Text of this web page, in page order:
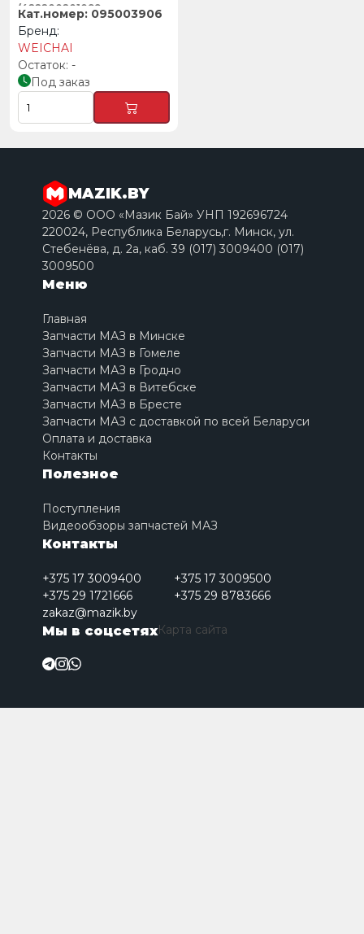
(422200201099,
095003906) (малый
штекер), WEICHAI
095003906
WEICHAI
-
Под заказ
MAZIK.BY
2026 © ООО «Мазик Бай» УНП 192696724
220024, Республика Беларусь,г. Минск, ул.
Стебенёва, д. 2a, каб. 39 (017) 3009400 (017)
3009500
Меню
Главная
Запчасти МАЗ в Минске
Запчасти МАЗ в Гомеле
Запчасти МАЗ в Гродно
Запчасти МАЗ в Витебске
Запчасти МАЗ в Бресте
Запчасти МАЗ с доставкой по всей Беларуси
Оплата и доставка
Контакты
Полезное
Поступления
Видеообзоры запчастей МАЗ
Контакты
+375 17 3009400
+375 17 3009500
+375 29 1721666
+375 29 8783666
zakaz@mazik.by
Мы в соцсетяхКарта сайта